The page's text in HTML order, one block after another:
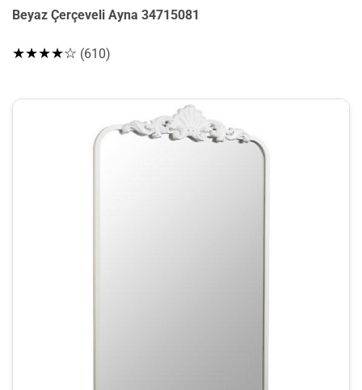
Beyaz Çerçeveli Ayna 34715081
★★★★☆ (610)